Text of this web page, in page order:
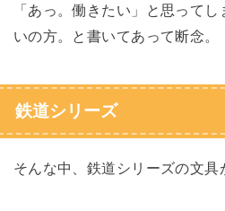
「あっ。働きたい」と思って
いの方。と書いてあって断念。
鉄道シリーズ
そんな中、鉄道シリーズの文具